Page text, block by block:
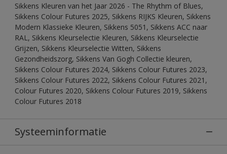
Sikkens Kleuren van het Jaar 2026 - The Rhythm of Blues,
Sikkens Colour Futures 2025, Sikkens RIJKS Kleuren, Sikkens
Modern Klassieke Kleuren, Sikkens 5051, Sikkens ACC naar
RAL, Sikkens Kleurselectie Kleuren, Sikkens Kleurselectie
Grijzen, Sikkens Kleurselectie Witten, Sikkens
Gezondheidszorg, Sikkens Van Gogh Collectie kleuren,
Sikkens Colour Futures 2024, Sikkens Colour Futures 2023,
Sikkens Colour Futures 2022, Sikkens Colour Futures 2021,
Colour Futures 2020, Sikkens Colour Futures 2019, Sikkens
Colour Futures 2018
Systeeminformatie